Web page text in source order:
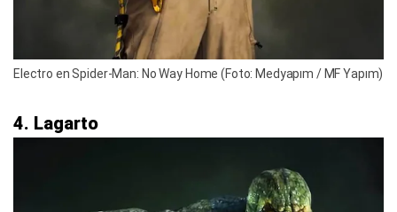
Electro en Spider-Man: No Way Home (Foto: Medyapım / MF Yapım)
4. Lagarto